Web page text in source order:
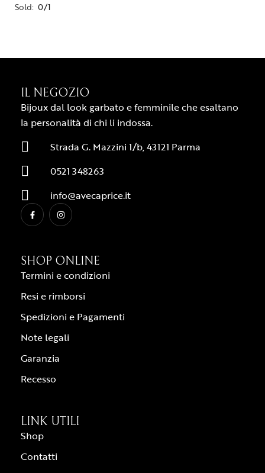
Sold: 0/1
IL NEGOZIO
Bijoux dal look garbato e femminile che esaltano
la personalità di chi li indossa.
Strada G. Mazzini 1/b, 43121 Parma
0521 348263
info@avecaprice.it
SHOP ONLINE
Termini e condizioni
Resi e rimborsi
Spedizioni e Pagamenti
Note legali
Garanzia
Recesso
LINK UTILI
Shop
Contatti